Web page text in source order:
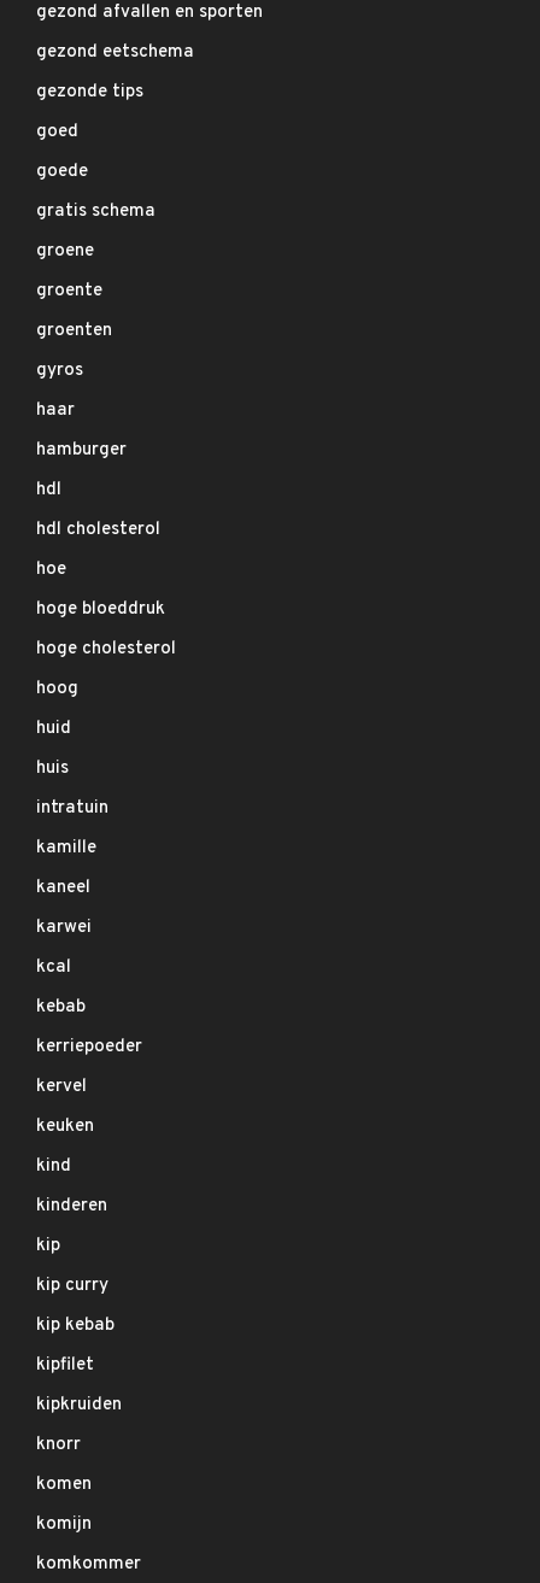
gezond afvallen en sporten
gezond eetschema
gezonde tips
goed
goede
gratis schema
groene
groente
groenten
gyros
haar
hamburger
hdl
hdl cholesterol
hoe
hoge bloeddruk
hoge cholesterol
hoog
huid
huis
intratuin
kamille
kaneel
karwei
kcal
kebab
kerriepoeder
kervel
keuken
kind
kinderen
kip
kip curry
kip kebab
kipfilet
kipkruiden
knorr
komen
komijn
komkommer